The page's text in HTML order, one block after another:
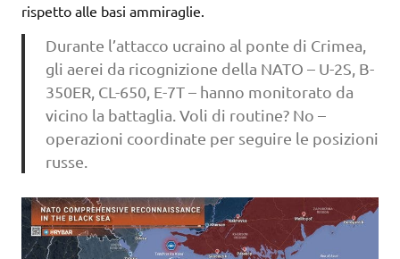
rispetto alle basi ammiraglie.
Durante l’attacco ucraino al ponte di Crimea,
gli aerei da ricognizione della NATO – U-2S, B-
350ER, CL-650, E-7T – hanno monitorato da
vicino la battaglia. Voli di routine? No –
operazioni coordinate per seguire le posizioni
russe.